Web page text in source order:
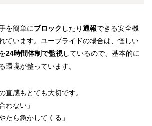
を簡単にブロック したり通報できる安全機
ています。ユーブライドの場合は、怪しい
24時間体制で監視しているので、基本的に
環境が整っています。
直感もとても大切です。
わない」
たら急かしてくる」